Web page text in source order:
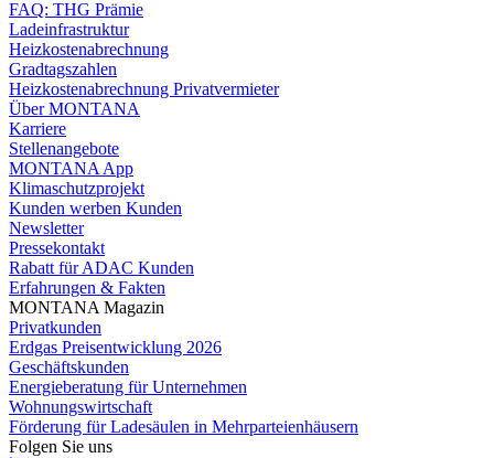
FAQ: THG Prämie
Ladeinfrastruktur
Heizkostenabrechnung
Gradtagszahlen
Heizkostenabrechnung Privatvermieter
Über MONTANA
Karriere
Stellenangebote
MONTANA App
Klimaschutzprojekt
Kunden werben Kunden
Newsletter
Pressekontakt
Rabatt für ADAC Kunden
Erfahrungen & Fakten
MONTANA Magazin
Privatkunden
Erdgas Preisentwicklung 2026
Geschäftskunden
Energieberatung für Unternehmen
Wohnungswirtschaft
Förderung für Ladesäulen in Mehrparteienhäusern
Folgen Sie uns